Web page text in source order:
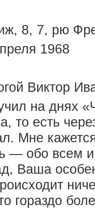
8, 7, рю
1968
Виктор
на днях
то есть
Мне
— обо всем
Ваша
гораздо